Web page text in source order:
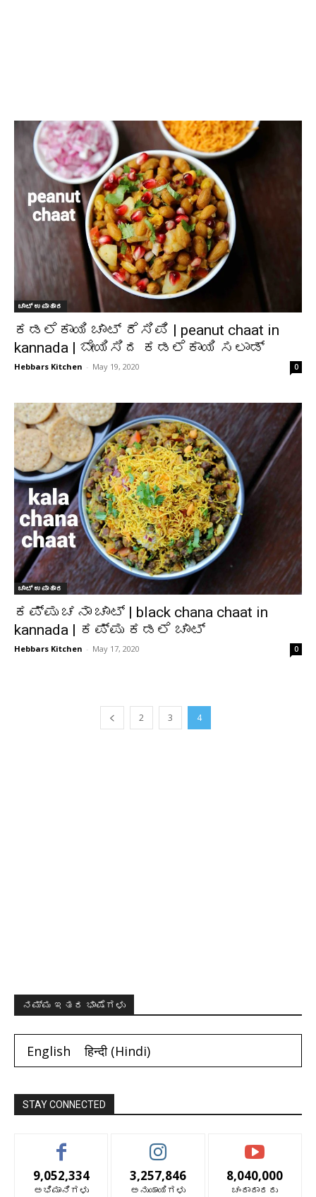
ಚಾಟ್ ಉಪಾಹಾರ
ಕಡಲೆಕಾಯಿ ಚಾಟ್ ರೆಸಿಪಿ | peanut chaat in
kannada | ಬೇಯಿಸಿದ ಕಡಲೆಕಾಯಿ ಸಲಾಡ್
Hebbars Kitchen - May 19, 2020 0
ಚಾಟ್ ಉಪಾಹಾರ
ಕಪ್ಪು ಚನಾ ಚಾಟ್ | black chana chaat in
kannada | ಕಪ್ಪು ಕಡಲೆ ಚಾಟ್
Hebbars Kitchen - May 17, 2020 0
2 3 4
ನಮ್ಮ ಇತರ ಭಾಷೆಗಳು
English हिन्दी(Hindi)
STAY CONNECTED
9,052,334
ಅಭಿಮಾನಿಗಳು
3,257,846
ಅನುಯಾಯಿಗಳು
8,040,000
ಚಂದಾದಾರರು